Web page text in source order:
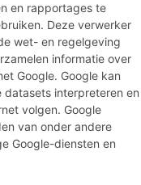
en rapportages te
Deze verwerker
wet- en regelgeving
informatie over
Google. Google kan
datasets interpreteren en
volgen. Google
van onder andere
Google-diensten en